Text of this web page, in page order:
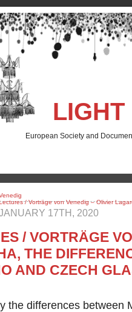
European Society and
/ Vorträge von Venedig – Olivier
17TH, 2020
/ VORTRÄGE
THE
AND CZECH
the differences between